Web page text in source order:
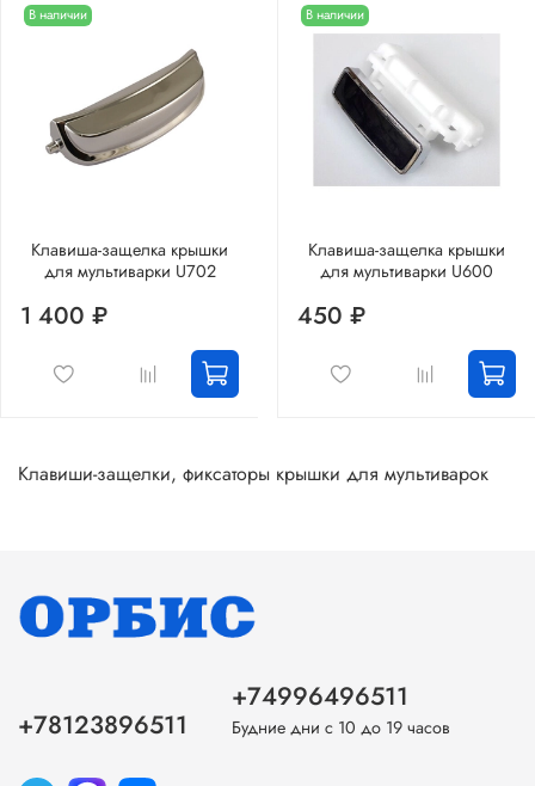
В наличии
Клавиша-защелка крышки
для мультиварки U702
1 400 ₽
В наличии
Клавиша-защелка крышки
для мультиварки U600
450 ₽
Клавиши-защелки, фиксаторы крышки для мультиварок
+78123896511
+74996496511
Будние дни с 10 до 19 часов